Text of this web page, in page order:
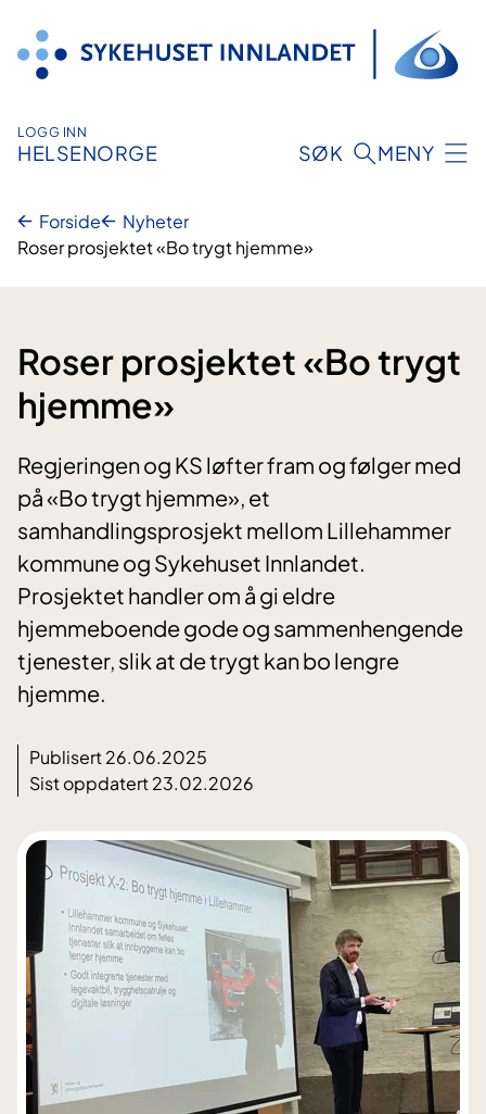
innhold
LOGG INN
HELSENORGE SØK MENY
Forside
Nyheter
Roser prosjektet «Bo trygt hjemme»
Roser prosjektet «Bo trygt
hjemme»
Regjeringen og KS løfter fram og følger med
på «Bo trygt hjemme», et
samhandlingsprosjekt mellom Lillehammer
kommune og Sykehuset Innlandet.
Prosjektet handler om å gi eldre
hjemmeboende gode og sammenhengende
tjenester, slik at de trygt kan bo lengre
hjemme.
Publisert 26.06.2025
Sist oppdatert 23.02.2026